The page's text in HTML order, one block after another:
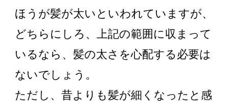
ほうが髪が太いといわれていますが、
どちらにしろ、上記の範囲に収まって
いるなら、髪の太さを心配する必要は
ないでしょう。
ただし、昔よりも髪が細くなったと感